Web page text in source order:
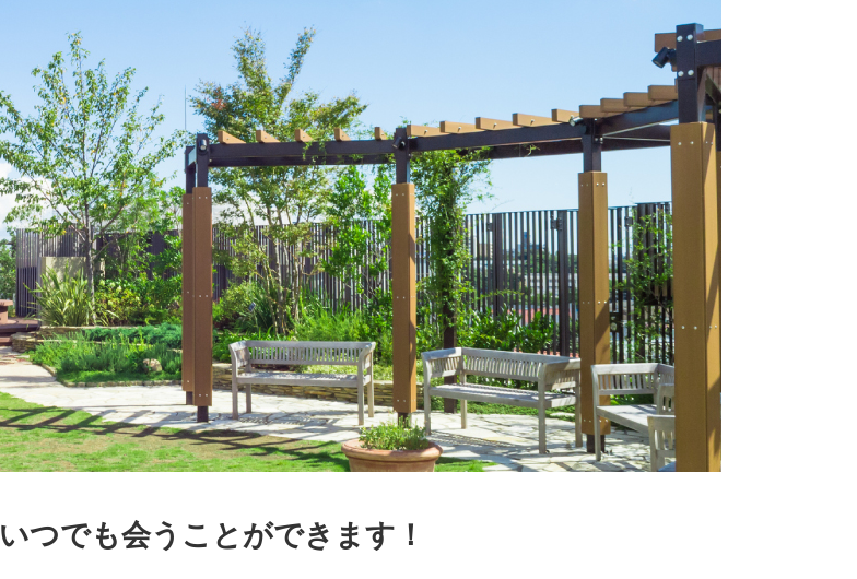
いつでも会うことができます！